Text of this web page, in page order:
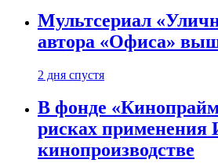
Мультсериал
автора «Офиса»
2 дня спустя
В фонде
рисках
кинопроизводстве